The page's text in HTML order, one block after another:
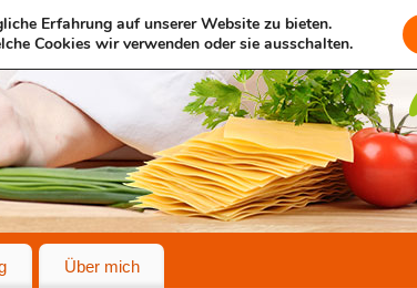
Über mich
Erfahrung auf unserer Website zu bieten.
Cookies wir verwenden oder sie ausschalten.